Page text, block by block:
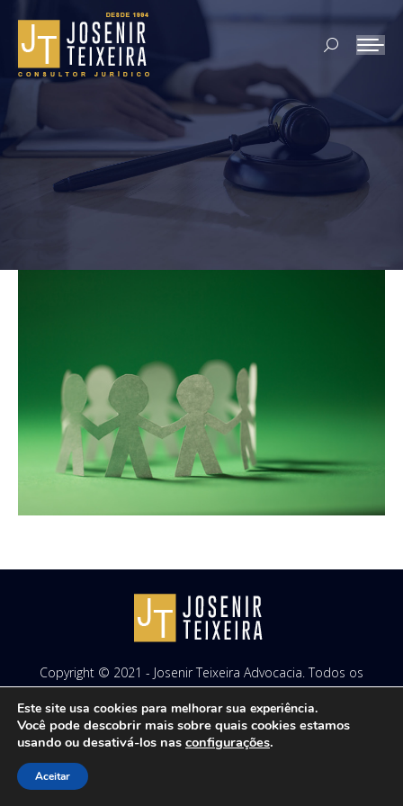
Search:
Copyright © 2021 - Josenir Teixeira Advocacia. Todos os
Este site usa cookies para melhorar sua experiência.
Você pode descobrir mais sobre quais cookies estamos
usando ou desativá-los nas configurações.
Aceitar